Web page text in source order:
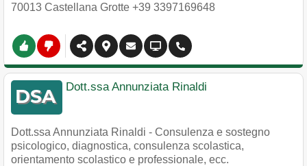
70013 Castellana Grotte +39 3397169648
Dott.ssa Annunziata Rinaldi
Dott.ssa Annunziata Rinaldi - Consulenza e sostegno
psicologico, diagnostica, consulenza scolastica,
orientamento scolastico e professionale, ecc.